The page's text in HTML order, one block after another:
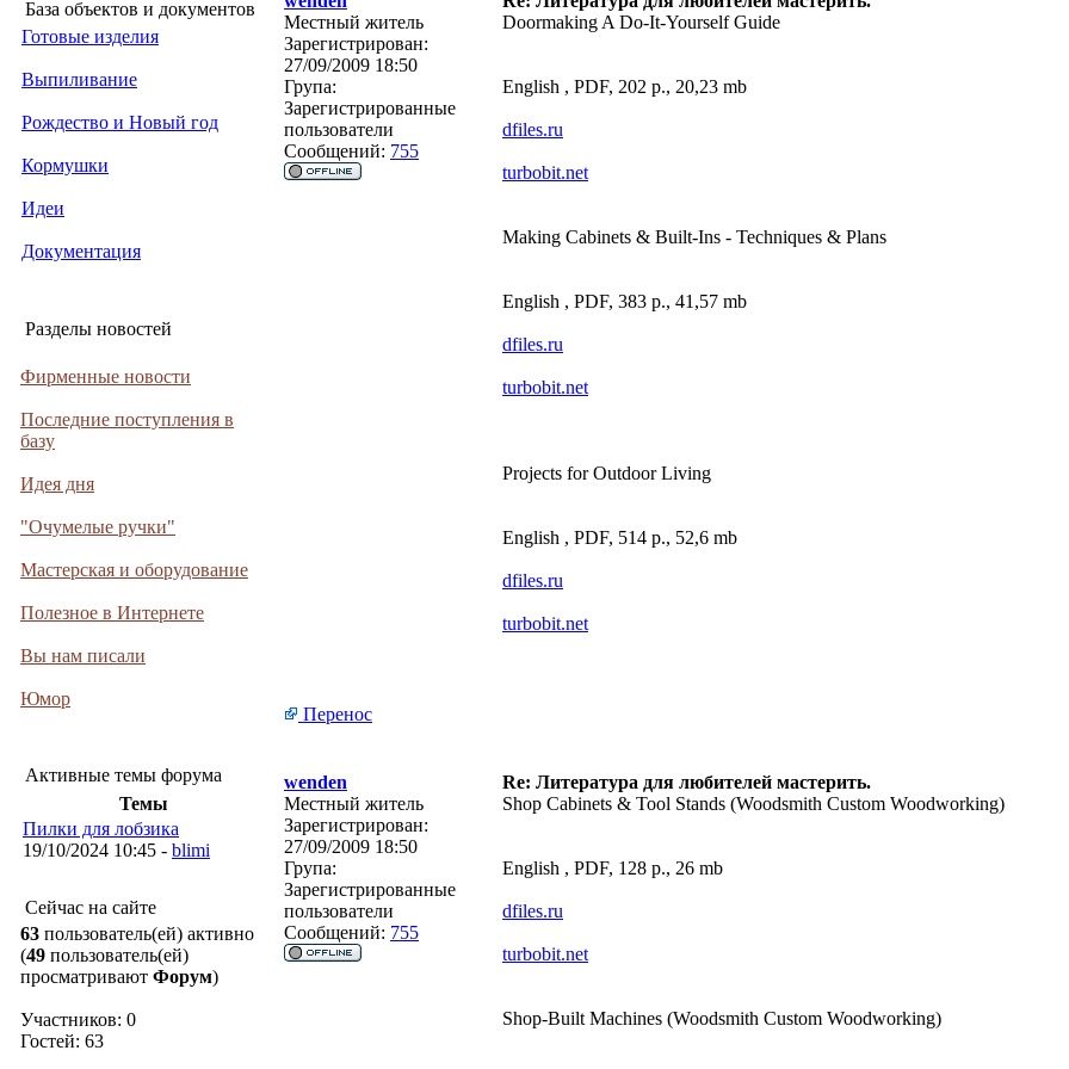
База объектов и документов
Готовые изделия
Выпиливание
Рождество и Новый год
Кормушки
Идеи
Документация
Разделы новостей
Фирменные новости
Последние поступления в
базу
Идея дня
"Очумелые ручки"
Мастерская и оборудование
Полезное в Интернете
Вы нам писали
Юмор
Активные темы форума
Темы
Пилки для лобзика
19/10/2024 10:45 - blimi
Сейчас на сайте
63 пользователь(ей) активно
(49 пользователь(ей)
просматривают Форум)
Участников: 0
Гостей: 63
Местный житель
Зарегистрирован:
27/09/2009 18:50
Група:
Зарегистрированные
пользователи
Сообщений: 755
Doormaking A Do-It-Yourself Guide
English , PDF, 202 p., 20,23 mb
dfiles.ru
turbobit.net
Making Cabinets & Built-Ins - Techniques & Plans
English , PDF, 383 p., 41,57 mb
dfiles.ru
turbobit.net
Projects for Outdoor Living
English , PDF, 514 p., 52,6 mb
dfiles.ru
turbobit.net
Перенос
wenden
Re: Литература для любителей мастерить.
Местный житель
Зарегистрирован:
27/09/2009 18:50
Група:
Зарегистрированные
пользователи
Сообщений: 755
Shop Cabinets & Tool Stands (Woodsmith Custom Woodworking)
English , PDF, 128 p., 26 mb
dfiles.ru
turbobit.net
Shop-Built Machines (Woodsmith Custom Woodworking)